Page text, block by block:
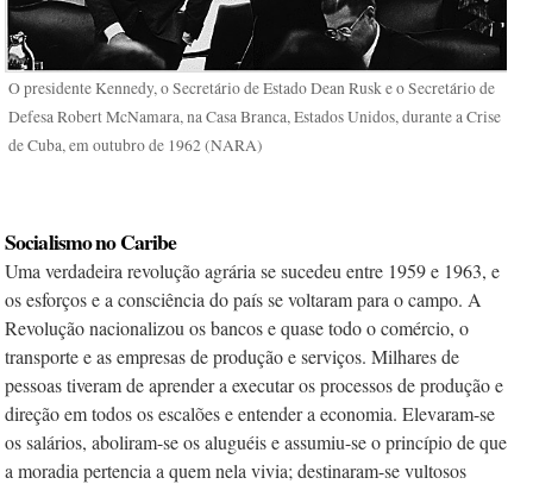
O presidente Kennedy, o Secretário de Estado Dean Rusk e o Secretário de
Defesa Robert McNamara, na Casa Branca, Estados Unidos, durante a Crise
de Cuba, em outubro de 1962 (NARA)
Socialismo no Caribe
Uma verdadeira revolução agrária se sucedeu entre 1959 e 1963, e
os esforços e a consciência do país se voltaram para o campo. A
Revolução nacionalizou os bancos e quase todo o comércio, o
transporte e as empresas de produção e serviços. Milhares de
pessoas tiveram de aprender a executar os processos de produção e
direção em todos os escalões e entender a economia. Elevaram-se
os salários, aboliram-se os aluguéis e assumiu-se o princípio de que
a moradia pertencia a quem nela vivia; destinaram-se vultosos